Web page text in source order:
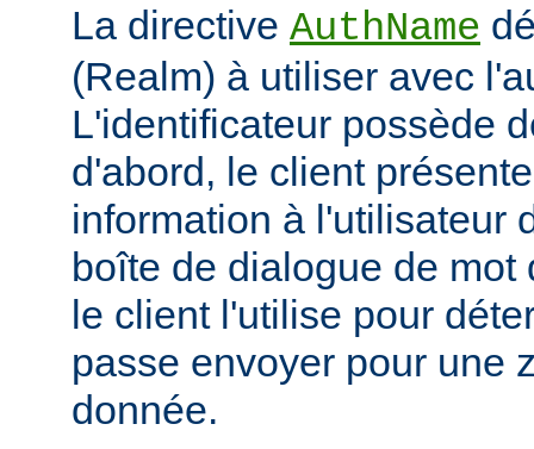
La directive AuthName
(Realm) à utiliser avec
L'identificateur possède
d'abord, le client
information à l'utilisateur
boîte de dialogue de mot
le client l'utilise pour
passe envoyer pour une
donnée.